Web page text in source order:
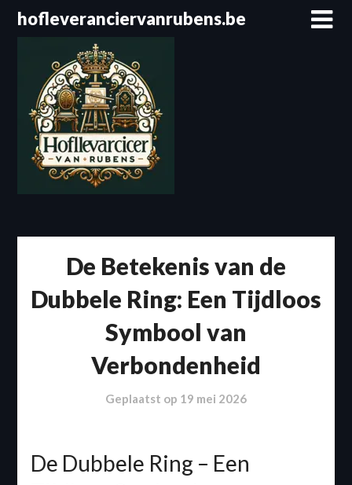
Spring
naar
hofleveranciervanrubens.be
De Betekenis van de
Dubbele Ring: Een Tijdloos
Symbool van
Verbondenheid
Geplaatst op 19 mei 2026
De Dubbele Ring – Een